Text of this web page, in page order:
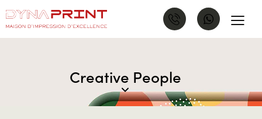
Creative People